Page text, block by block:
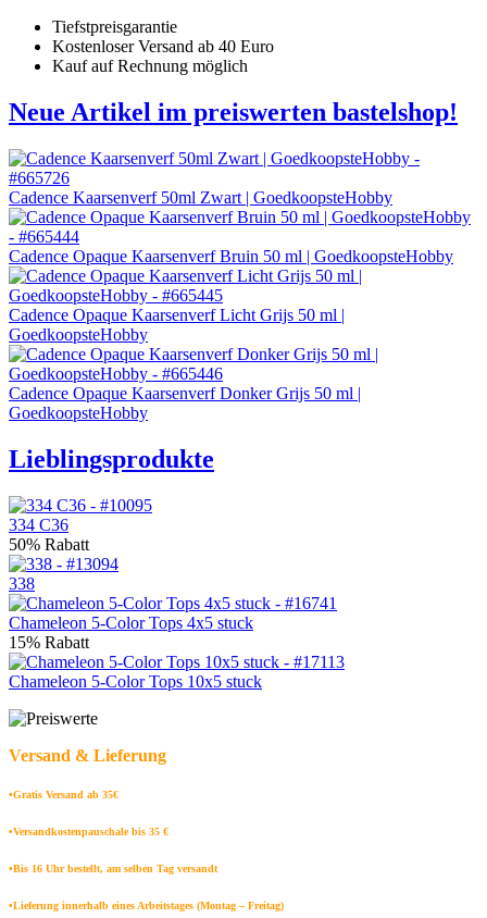
Tiefstpreisgarantie
Kostenloser Versand ab 40 Euro
Kauf auf Rechnung möglich
Neue Artikel im preiswerten bastelshop!
Cadence Kaarsenverf 50ml Zwart | GoedkoopsteHobby
Cadence Opaque Kaarsenverf Bruin 50 ml | GoedkoopsteHobby
Cadence Opaque Kaarsenverf Licht Grijs 50 ml |
GoedkoopsteHobby
Cadence Opaque Kaarsenverf Donker Grijs 50 ml |
GoedkoopsteHobby
Lieblingsprodukte
334 C36
50% Rabatt
338
Chameleon 5-Color Tops 4x5 stuck
15% Rabatt
Chameleon 5-Color Tops 10x5 stuck
Versand & Lieferung
•Gratis Versand ab 35€
•Versandkostenpauschale bis 35 €
•Bis 16 Uhr bestellt, am selben Tag versandt
•Lieferung innerhalb eines Arbeitstages (Montag – Freitag)